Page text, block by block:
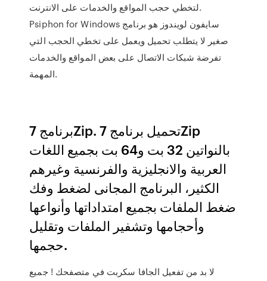
لتخطي حجب المواقع والخدمات على الانترنت.
Psiphon for Windows سايفون لويندوز هو برنامج
صغير لا يتطلب تحميل ويعمل على تخطي الحجب التي
تفرضة شبكات الاتصال على بعض المواقع والخدمات
المهمة.
برنامج 7Zip. تحميل برنامج 7Zip
بالنواتين 32 بت و64 بت بجميع اللغات
العربية والانجليزية والفرنسية وغيرهم
الكثير، البرنامج المجانى لضغط وفك
ضغط الملفات بجميع امتداداتها وأنواعها
وأحجامها وتشفير الملفات وتقليل
حجمها.
لا بد من تفعيل الجافا سكربت في متصفحك ! جميع